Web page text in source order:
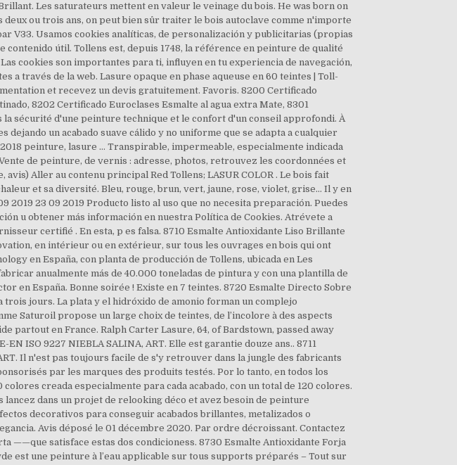
Les saturateurs mettent en valeur le veinage du bois. He was born on
ou trois ans, on peut bien sûr traiter le bois autoclave comme n'importe
V33. Usamos cookies analíticas, de personalización y publicitarias (propias
útil. Tollens est, depuis 1748, la référence en peinture de qualité
cookies son importantes para ti, influyen en tu experiencia de navegación,
través de la web. Lasure opaque en phase aqueuse en 60 teintes | Toll-
et recevez un devis gratuitement. Favoris. 8200 Certificado
8202 Certificado Euroclases Esmalte al agua extra Mate, 8301
sécurité d'une peinture technique et le confort d'un conseil approfondi. À
un acabado suave cálido y no uniforme que se adapta a cualquier
2018 peinture, lasure … Transpirable, impermeable, especialmente indicada
de peinture, de vernis : adresse, photos, retrouvez les coordonnées et
Aller au contenu principal Red Tollens; LASUR COLOR . Le bois fait
et sa diversité. Bleu, rouge, brun, vert, jaune, rose, violet, grise… Il y en
2019 23 09 2019 Producto listo al uso que no necesita preparación. Puedes
u obtener más información en nuestra Política de Cookies. Atrévete a
certifié . En esta, p es falsa. 8710 Esmalte Antioxidante Liso Brillante
en intérieur ou en extérieur, sur tous les ouvrages en bois qui ont
en España, con planta de producción de Tollens, ubicada en Les
anualmente más de 40.000 toneladas de pintura y con una plantilla de
en España. Bonne soirée ! Existe en 7 teintes. 8720 Esmalte Directo Sobre
trois jours. La plata y el hidróxido de amonio forman un complejo
Saturoil propose un large choix de teintes, de l’incolore à des aspects
partout en France. Ralph Carter Lasure, 64, of Bardstown, passed away
ISO 9227 NIEBLA SALINA, ART. Elle est garantie douze ans.. 8711
Il n'est pas toujours facile de s'y retrouver dans la jungle des fabricants
par les marques des produits testés. Por lo tanto, en todos los
creada especialmente para cada acabado, con un total de 120 colores.
lancez dans un projet de relooking déco et avez besoin de peinture
decorativos para conseguir acabados brillantes, metalizados o
Avis déposé le 01 décembre 2020. Par ordre décroissant. Contactez
——que satisface estas dos condicioness. 8730 Esmalte Antioxidante Forja
est une peinture à l’eau applicable sur tous supports préparés – Tout sur